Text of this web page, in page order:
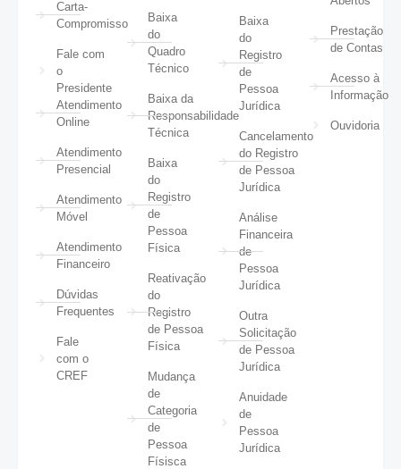
Carta-
Compromisso
Fale com
o
Presidente
Atendimento
Online
Atendimento
Presencial
Atendimento
Móvel
Atendimento
Financeiro
Dúvidas
Frequentes
Fale
com o
CREF
Baixa
do
Quadro
Técnico
Baixa da
Responsabilidade
Técnica
Baixa
do
Registro
de
Pessoa
Física
Reativação
do
Registro
de Pessoa
Física
Mudança
de
Categoria
de
Pessoa
Físisca
Baixa
do
Registro
de
Pessoa
Jurídica
Cancelamento
do Registro
de Pessoa
Jurídica
Análise
Financeira
de
Pessoa
Jurídica
Outra
Solicitação
de Pessoa
Jurídica
Anuidade
de
Pessoa
Jurídica
Prestação
de Contas
Acesso à
Informação
Ouvidoria